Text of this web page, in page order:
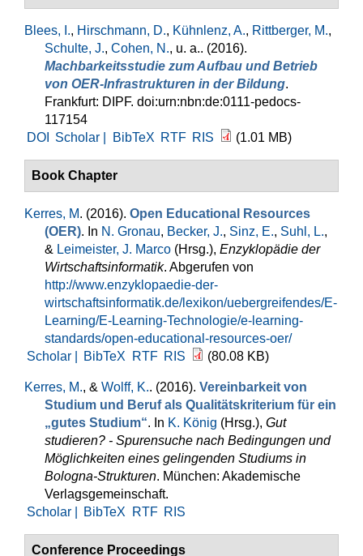
Blees, I., Hirschmann, D., Kühnlenz, A., Rittberger, M.,
Schulte, J., Cohen, N., u. a.. (2016).
Machbarkeitsstudie zum Aufbau und Betrieb
von OER-Infrastrukturen in der Bildung.
Frankfurt: DIPF. doi:urn:nbn:de:0111-pedocs-
117154
DOI
Scholar | BibTeX RTF RIS (1.01 MB)
Book Chapter
Kerres, M. (2016). Open Educational Resources
(OER). In N. Gronau, Becker, J., Sinz, E., Suhl, L.,
& Leimeister, J. Marco (Hrsg.), Enzyklopädie der
Wirtschaftsinformatik. Abgerufen von
http://www.enzyklopaedie-der-
wirtschaftsinformatik.de/lexikon/uebergreifendes/E-
Learning/E-Learning-Technologie/e-learning-
standards/open-educational-resources-oer/
Scholar |
BibTeX RTF RIS (80.08 KB)
Kerres, M., & Wolff, K.. (2016). Vereinbarkeit von
Studium und Beruf als Qualitätskriterium für ein
„gutes Studium“. In K. König (Hrsg.), Gut
studieren? - Spurensuche nach Bedingungen und
Möglichkeiten eines gelingenden Studiums in
Bologna-Strukturen. München: Akademische
Verlagsgemeinschaft.
Scholar |
BibTeX RTF RIS
Conference Proceedings